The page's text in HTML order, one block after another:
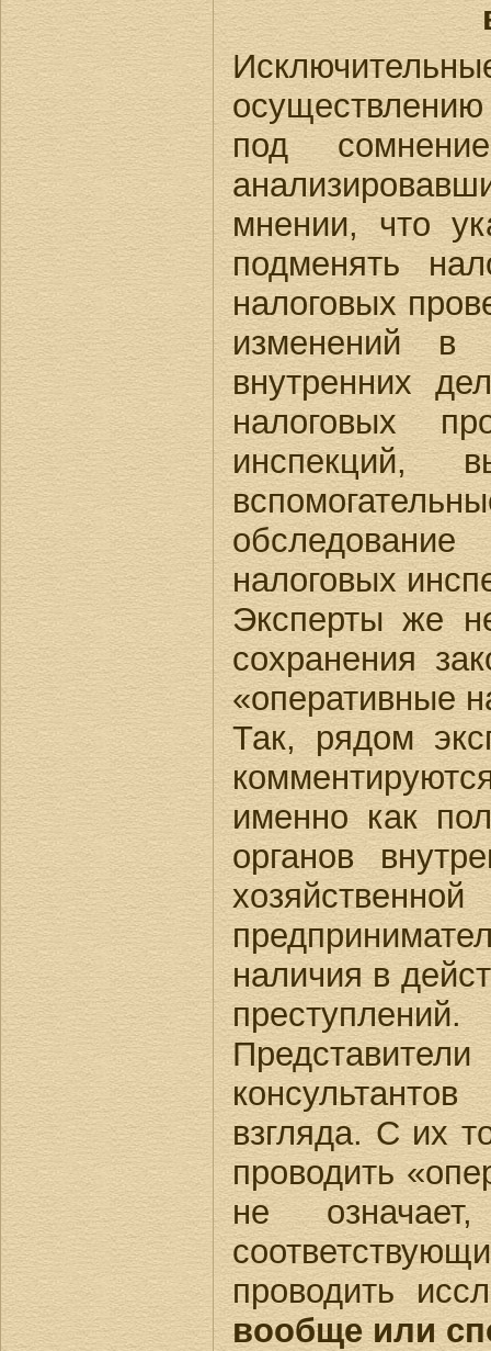
под
мнении, что
подменять
налоговых
изменений
внутренних
налоговых
инспекций,
налоговых
Эксперты же
сохранения
«оперативные
Так, рядом
именно как
органов
наличия в
преступлений.
взгляда. С их
проводить
не
проводить
вообще или